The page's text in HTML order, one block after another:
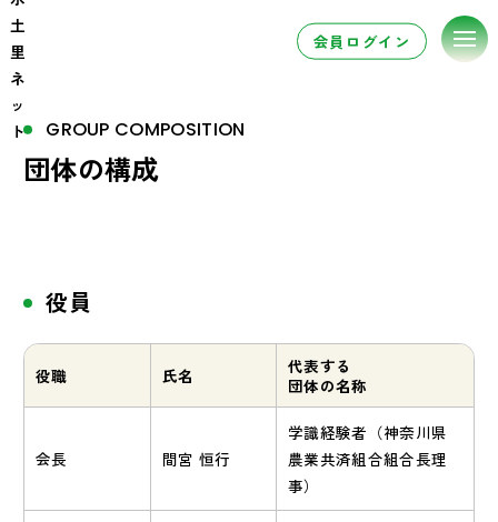
会員ログイン
GROUP COMPOSITION
団体の構成
役員
役職 氏名
代表する
団体の名称
会長 間宮 恒行
学識経験者（神奈川県
農業共済組合組合長理
事）